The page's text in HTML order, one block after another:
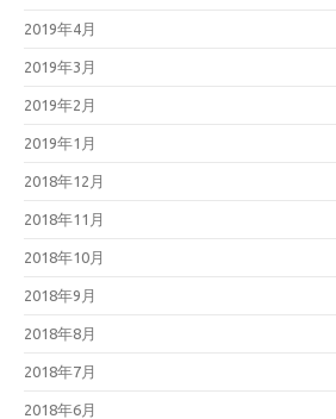
2019年4月
2019年3月
2019年2月
2019年1月
2018年12月
2018年11月
2018年10月
2018年9月
2018年8月
2018年7月
2018年6月